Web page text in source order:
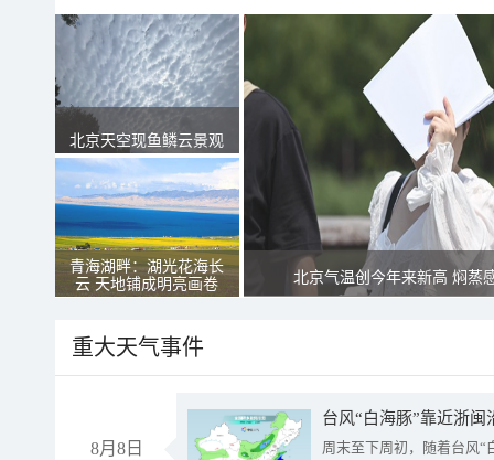
北京天空现鱼鳞云景观
青海湖畔：湖光花海长
云 天地铺成明亮画卷
北京气温创今年来新高 焖蒸
重大天气事件
8月8日
台风“白海豚”靠近浙
周末至下周初，随着台风“